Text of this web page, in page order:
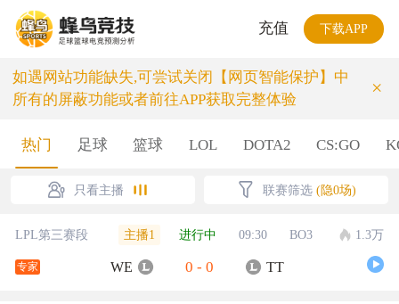
充值 下载APP
如遇网站功能缺失,可尝试关闭【网页智能保护】中
所有的屏蔽功能或者前往APP获取完整体验
×
热门 足球 篮球 LOL DOTA2 CS:GO
只看主播 联赛筛选 (隐0场)
LPL第三赛段 主播1 进行中 09:30 BO3 1.3万
专家 WE 0 - 0 TT